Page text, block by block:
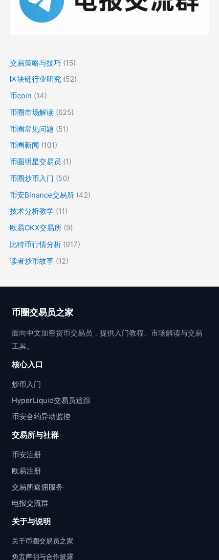
交易策略与技巧 (15)
区块链行业研究 (52)
币coin (14)
币圈市场解读 (625)
币圈常见问题 (51)
币圈新闻 (101)
币圈明星交易员 (1)
币圈炒币入门 (50)
币安Binance交易所 (42)
技术分析教学 (11)
欧易OKX交易所 (9)
比特币行情分析 (917)
读者炒币故事 (12)
币圈交易员之家
面向中文加密货币交易员，提供入门教程、市场解读与交易
工具。
核心入口
炒币入门
HyperLiquid交易员追踪
币安合约异动监控
交易所与社群
币安注册
欧易注册
交易所返佣服务
电报交流群
关于与说明
关于币圈交易员之家
免责声明与合作披露